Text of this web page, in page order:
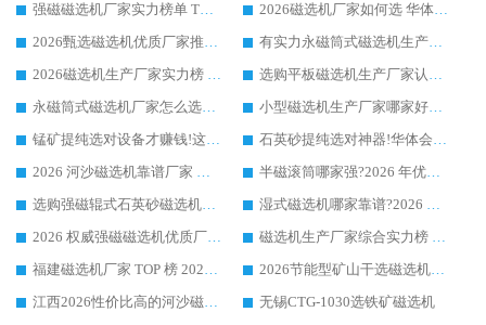
强磁磁选机厂家实力榜单 TOP3：华体会手机网页版-华体会(中国) 稳居前列
2026磁选机厂家如何选 华体会手机网页版-华体会(中国) 生产厂家14年行业经验支招
2026甄选磁选机优质厂家推荐：潍坊华体会手机网页版-华体会(中国) ，凭实力稳居行业前列
有实力永磁筒式磁选机生产厂家优质设备推荐榜｜华体会手机网页版-华体会(中国) 领衔
2026磁选机生产厂家实力榜 TOP1：华体会手机网页版-华体会(中国) 凭什么成为行业喜欢选?
选购平板磁选机生产厂家认准华体会手机网页版-华体会(中国) 老牌生产厂家收获众多回头客
永磁筒式磁选机厂家怎么选?14 年老厂华体会手机网页版-华体会(中国) 凭实力出圈，这 5 大优势太圈粉
小型磁选机生产厂家哪家好?2026 年实测推荐，华体会手机网页版-华体会(中国) 十年口碑厂值得闭眼入
锰矿提纯选对设备才赚钱!这家临朐厂家的强磁辊磁选机凭啥成行业标杆?
石英砂提纯选对神器!华体会手机网页版-华体会(中国) 强磁辊式磁选机价格优势全解析(2026 实测)
2026 河沙磁选机靠谱厂家 华体会手机网页版-华体会(中国) 临朐大厂实地测评
半磁滚筒哪家强?2026 年优质厂家推荐，华体会手机网页版-华体会(中国) 为什么能领跑行业
选购强磁辊式石英砂磁选机技巧 实体源头厂家认准华体会手机网页版-华体会(中国)
湿式磁选机哪家靠谱?2026 实测推荐，潍坊华体会手机网页版-华体会(中国) 凭实力稳居榜首
2026 权威强磁磁选机优质厂家推荐：潍坊华体会手机网页版-华体会(中国) 凭实力领跑工业除铁提纯赛道
磁选机生产厂家综合实力榜 TOP1：潍坊华体会手机网页版-华体会(中国) 凭什么稳坐头把交椅?
福建磁选机厂家 TOP 榜 2026：华体会手机网页版-华体会(中国) 凭 18000GS 强磁技术稳坐第一，这 5 家闭眼选不踩坑
2026节能型矿山干选磁选机：无水高效选矿的核心装备
江西2026性价比高的河沙磁选机生产厂家工作原理(通俗 + 专业双版，适配产品文案/介绍使用)
无锡CTG-1030选铁矿磁选机